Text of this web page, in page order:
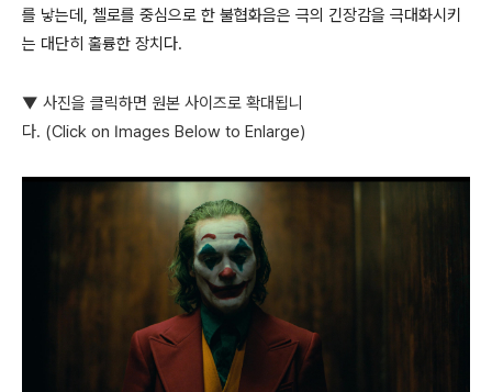
를 낳는데, 첼로를 중심으로 한 불협화음은 극의 긴장감을 극대화시키
는 대단히 훌륭한 장치다.
▼ 사진을 클릭하면 원본 사이즈로 확대됩니
다. (Click on Images Below to Enlarge)